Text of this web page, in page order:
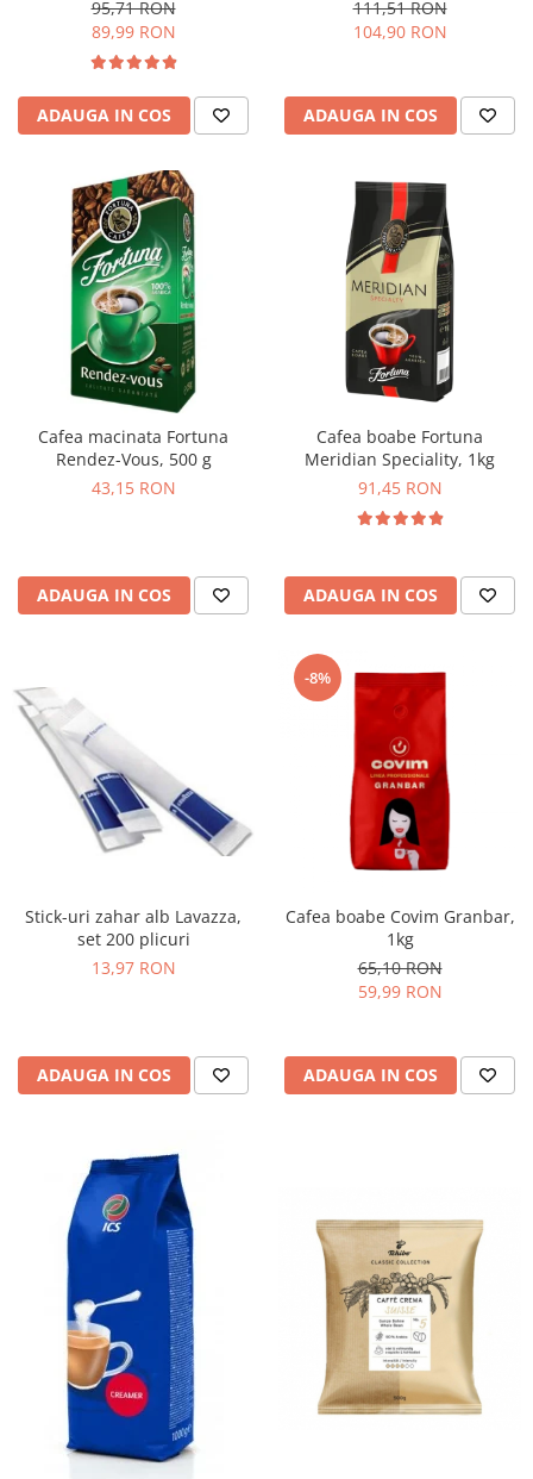
95,71 RON
89,99 RON
ADAUGA IN COS
111,51 RON
104,90 RON
ADAUGA IN COS
Cafea macinata Fortuna
Rendez-Vous, 500 g
43,15 RON
ADAUGA IN COS
Cafea boabe Fortuna
Meridian Speciality, 1kg
91,45 RON
ADAUGA IN COS
Stick-uri zahar alb Lavazza,
set 200 plicuri
13,97 RON
ADAUGA IN COS
-8%
Cafea boabe Covim Granbar,
1kg
65,10 RON
59,99 RON
ADAUGA IN COS